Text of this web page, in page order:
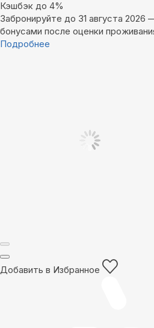
Кэшбэк до 4%
Забронируйте до 31 августа 2026
бонусами после оценки
Подробнее
Добавить в Избранное